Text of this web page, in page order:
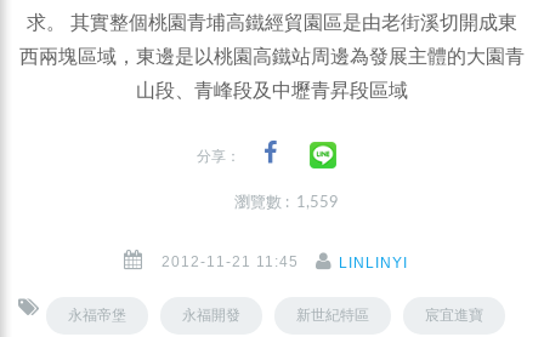
求。 其實整個桃園青埔高鐵經貿園區是由老街溪切開成東
西兩塊區域，東邊是以桃園高鐵站周邊為發展主體的大園青
山段、青峰段及中壢青昇段區域
分享：
瀏覽數 : 1,559
2012-11-21 11:45 LINLINYI
永福帝堡 永福開發 新世紀特區 宸宜進寶